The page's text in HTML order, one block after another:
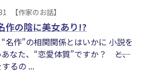
【作家のお話】
作の陰に美女あり!?
名作”の相関関係とはいかに 小説を
なた、“恋愛体質”ですか？ ――と、
るの ...